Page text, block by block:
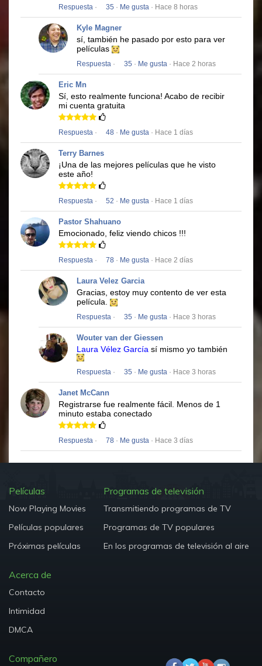
Respuesta · 35 · Me gusta · Hace 8 horas
Kyle Magner
sí, también he pasado por esto para ver
películas
Respuesta · 35 · Me gusta · Hace 2 horas
Eric Mn
Sí, esto realmente funciona! Acabo de recibir
mi cuenta gratuita
Respuesta · 48 · Me gusta · Hace 1 días
Terry Barnes
¡Una de las mejores películas que he visto
este año!
Respuesta · 52 · Me gusta · Hace 1 días
Pastor Shahuano
Emocionado, feliz viendo chicos !!!
Respuesta · 78 · Me gusta · Hace 2 días
Laura Velez Garcia
Gracias, estoy muy contento de ver esta
película.
Respuesta · 35 · Me gusta · Hace 3 horas
Wouter van der Giessen
Laura Vélez García sí mismo yo también
Respuesta · 35 · Me gusta · Hace 3 horas
Janet McCann
Registrarse fue realmente fácil. Menos de 1
minuto estaba conectado
Respuesta · 78 · Me gusta · Hace 3 días
Películas
Now Playing Movies
Películas populares
Próximas películas
Programas de televisión
Transmitiendo programas de TV
Programas de TV populares
En los programas de televisión al aire
Acerca de
Contacto
Intimidad
DMCA
Compañero